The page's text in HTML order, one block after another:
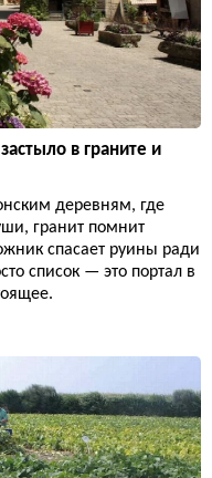
в граните и
деревням, где
гранит помнит
спасает руины ради
список — это портал в